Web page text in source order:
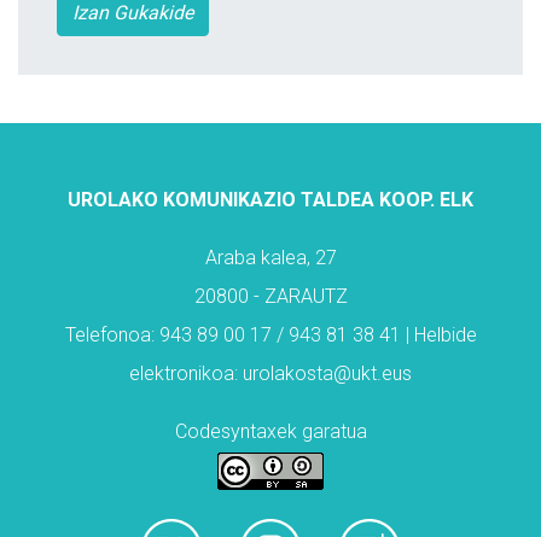
Izan Gukakide
UROLAKO KOMUNIKAZIO TALDEA KOOP. ELK
Araba kalea, 27
20800 - ZARAUTZ
Telefonoa: 943 89 00 17 / 943 81 38 41 | Helbide
elektronikoa: urolakosta@ukt.eus
Codesyntaxek garatua